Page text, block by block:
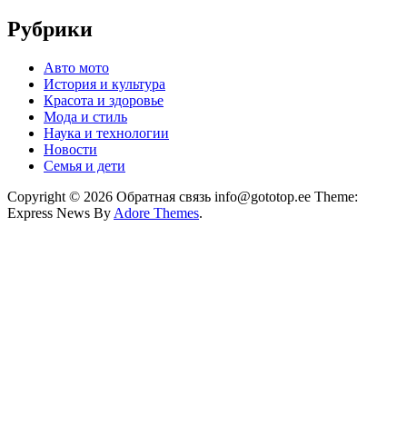
Рубрики
Авто мото
История и культура
Красота и здоровье
Мода и стиль
Наука и технологии
Новости
Семья и дети
Copyright © 2026 Обратная связь info@gototop.ee Theme:
Express News By Adore Themes.